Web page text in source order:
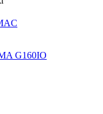
G160IO